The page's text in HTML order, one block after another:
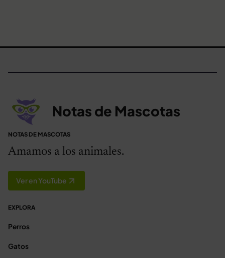
Notas de Mascotas
NOTAS DE MASCOTAS
Amamos a los animales.
Ver en YouTube
EXPLORA
Perros
Gatos